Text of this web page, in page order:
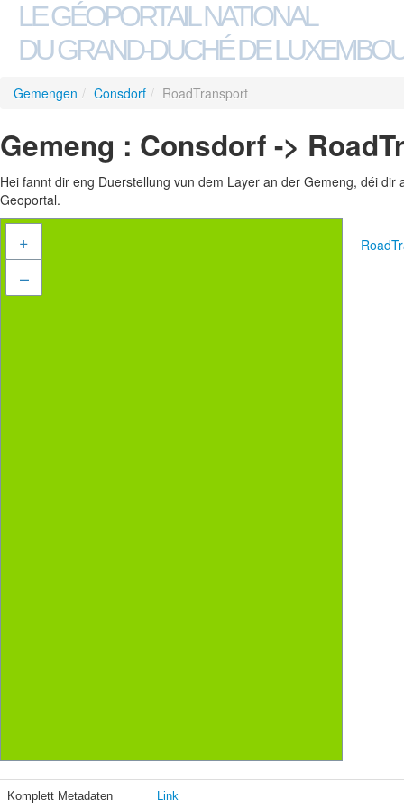
LE GÉOPORTAIL NATIONAL
DU GRAND-DUCHÉ DE
Gemengen / Consdorf / RoadTransport
Gemeng : Consdorf ->
Hei fannt dir eng Duerstellung vun dem Layer an der Gemeng, déi
Geoportal.
+
–
Komplett Metadaten Link